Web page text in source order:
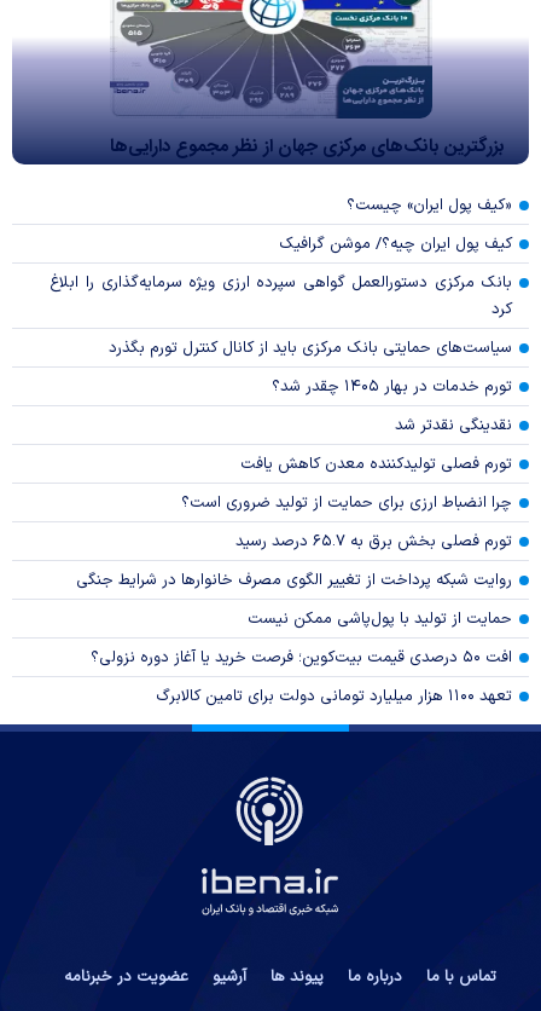
بزرگترین بانک‌های مرکزی جهان از نظر مجموع دارایی‌ها
«کیف پول ایران» چیست؟
کیف پول ایران چیه؟/ موشن گرافیک
بانک مرکزی دستورالعمل گواهی سپرده ارزی ویژه سرمایه‌گذاری را ابلاغ
کرد
سیاست‌های حمایتی بانک مرکزی باید از کانال کنترل تورم بگذرد
تورم خدمات در بهار ۱۴۰۵ چقدر شد؟
نقدینگی نقدتر شد
تورم فصلی تولیدکننده معدن کاهش یافت
چرا انضباط ارزی برای حمایت از تولید ضروری است؟
تورم فصلی بخش برق به ۶۵.۷ درصد رسید
روایت شبکه پرداخت از تغییر الگوی مصرف خانوار‌ها در شرایط جنگی
حمایت از تولید با پول‌پاشی ممکن نیست
افت ۵۰ درصدی قیمت بیت‌کوین؛ فرصت خرید یا آغاز دوره نزولی؟
تعهد ۱۱۰۰ هزار میلیارد تومانی دولت برای تامین کالابرگ
تماس با ما درباره ما پیوند ها آرشیو عضویت در خبرنامه